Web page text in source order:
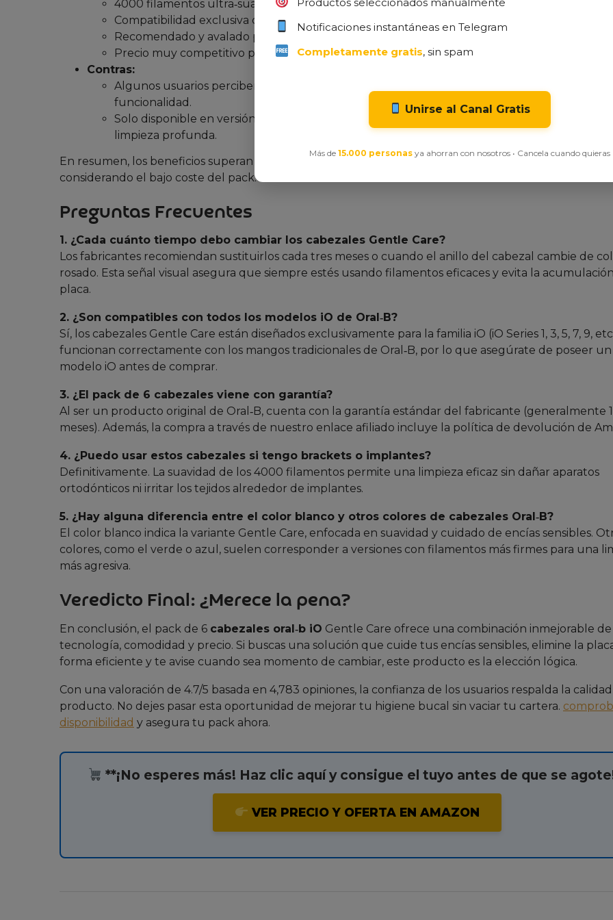
4000 filamentos ultra‑suaves, ideal para encías sensibles.
Compatibilidad exclusiva con los mangos Oral‑B iO, garantizando rendimiento óptimo.
Recomendado y avalado por dentistas a nivel mundial.
Precio muy competitivo para un pack de 6 unidades.
Contras:
Algunos usuarios perciben el material del cabezal como plástico barato, aunque no afecta
funcionalidad.
Solo disponible en versión de filamento suave; no hay opción de filamento extra‑firme para
limpieza profunda.
En resumen, los beneficios superan claramente las pequeñas observaciones negativas, especialmente
considerando el bajo coste del pack.
Preguntas Frecuentes
1. ¿Cada cuánto tiempo debo cambiar los cabezales Gentle Care?
Los fabricantes recomiendan sustituirlos cada tres meses o cuando el anillo del cabezal cambie de
rosado. Esta señal visual asegura que siempre estés usando filamentos eficaces y evita la
placa.
2. ¿Son compatibles con todos los modelos iO de Oral‑B?
Sí, los cabezales Gentle Care están diseñados exclusivamente para la familia iO (iO Series 1, 3, 5, 7, 9,
funcionan correctamente con los mangos tradicionales de Oral‑B, por lo que asegúrate de poseer un
modelo iO antes de comprar.
3. ¿El pack de 6 cabezales viene con garantía?
Al ser un producto original de Oral‑B, cuenta con la garantía estándar del fabricante (generalmente
meses). Además, la compra a través de nuestro enlace afiliado incluye la política de devolución de
4. ¿Puedo usar estos cabezales si tengo brackets o implantes?
Definitivamente. La suavidad de los 4000 filamentos permite una limpieza eficaz sin dañar aparatos
ortodónticos ni irritar los tejidos alrededor de implantes.
5. ¿Hay alguna diferencia entre el color blanco y otros colores de cabezales Oral‑B?
El color blanco indica la variante Gentle Care, enfocada en suavidad y cuidado de encías sensibles.
colores, como el verde o azul, suelen corresponder a versiones con filamentos más firmes para una
más agresiva.
Veredicto Final: ¿Merece la pena?
En conclusión, el pack de 6 cabezales oral‑b iO Gentle Care ofrece una combinación inmejorable de
tecnología, comodidad y precio. Si buscas una solución que cuide tus encías sensibles, elimine la
forma eficiente y te avise cuando sea momento de cambiar, este producto es la elección lógica.
Con una valoración de 4.7/5 basada en 4,783 opiniones, la confianza de los usuarios respalda la calidad
producto. No dejes pasar esta oportunidad de mejorar tu higiene bucal sin vaciar tu cartera.
disponibilidad y asegura tu pack ahora.
**¡No esperes más! Haz clic aquí y consigue el tuyo antes de que se
VER PRECIO Y OFERTA EN AMAZON
Notificaciones instantáneas en Telegram
Completamente gratis, sin spam
Unirse al Canal Gratis
Más de 15.000 personas ya ahorran con nosotros • Cancela cuando quieras